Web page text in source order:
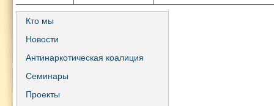
Кто мы
Новости
Антинаркотическая коалиция
Семинары
Проекты